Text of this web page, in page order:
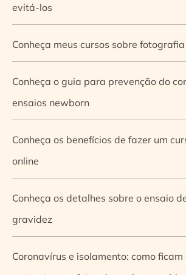
evitá-los
Conheça meus cursos sobre
Conheça o guia para prevenção do
ensaios newborn
Conheça os benefícios de fazer um
online
Conheça os detalhes sobre o ensaio
gravidez
Coronavírus e isolamento: como ficam